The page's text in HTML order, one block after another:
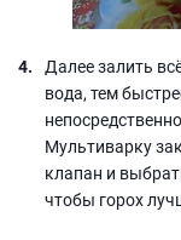
Далее залить
вода, тем
Мультиварку
клапан и
чтобы горох